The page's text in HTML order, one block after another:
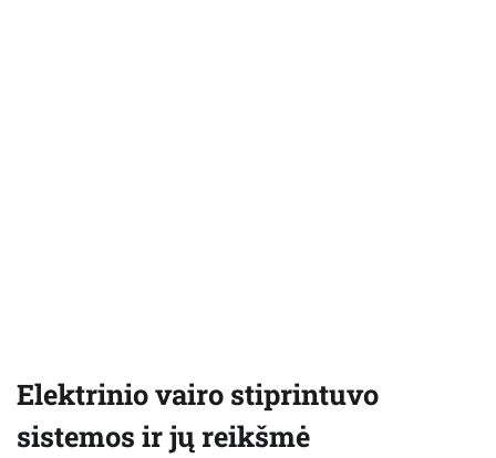
Elektrinio vairo stiprintuvo
sistemos ir jų reikšmė